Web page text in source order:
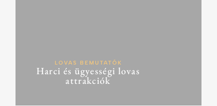
LOVAS BEMUTATÓK
Harci és ügyességi lovas
attrakciók